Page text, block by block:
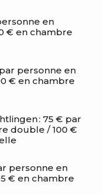
en
€ en chambre
personne en
€ en chambre
: 75 € par
double / 100 €
personne en
€ en chambre